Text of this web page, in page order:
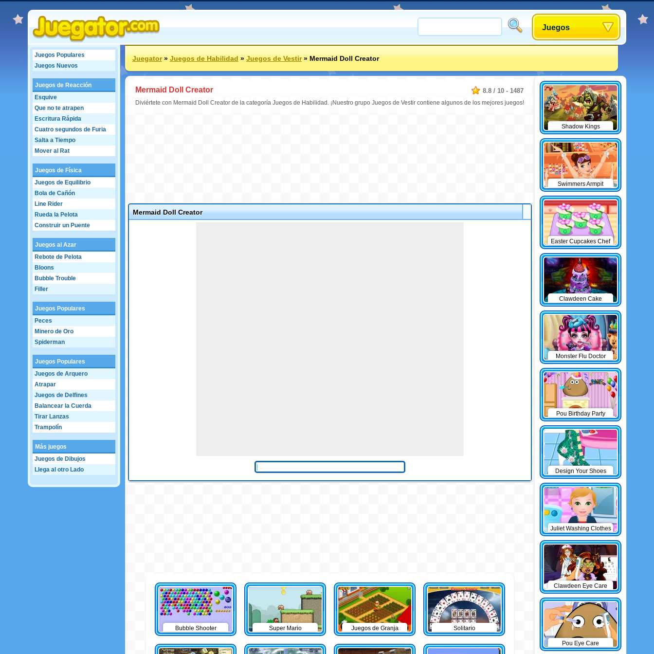
Juegos
Juegos Populares
Juegos Nuevos
Juegos de Reacción
Esquive
Que no te atrapen
Escritura Rápida
Cuatro segundos de Furia
Salta a Tiempo
Mover al Rat
Juegos de Física
Juegos de Equilibrio
Bola de Cañón
Line Rider
Rueda la Pelota
Construir un Puente
Juegos al Azar
Rebote de Pelota
Bloons
Bubble Trouble
Filler
Juegos Populares
Peces
Minero de Oro
Spiderman
Juegos Populares
Juegos de Arquero
Atrapar
Juegos de Delfines
Balancear la Cuerda
Tirar Lanzas
Trampolín
Más juegos
Juegos de Dibujos
Llega al otro Lado
Juegator»Juegos de Habilidad»Juegos de Vestir»Mermaid Doll Creator
8.8 / 10 - 1487
Mermaid Doll Creator
Diviértete con Mermaid Doll Creator de la categoría Juegos de Habilidad. ¡Nuestro grupo Juegos de Vestir contiene algunos de los mejores juegos!
Mermaid Doll Creator
Bubble Shooter Super Mario Juegos de Granja Solitario
Shadow Kings
Swimmers Armpit
Easter Cupcakes Chef
Clawdeen Cake
Monster Flu Doctor
Pou Birthday Party
Design Your Shoes
Juliet Washing Clothes
Clawdeen Eye Care
Pou Eye Care